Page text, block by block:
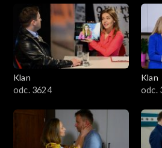
Klan
odc. 3624
Klan
odc.